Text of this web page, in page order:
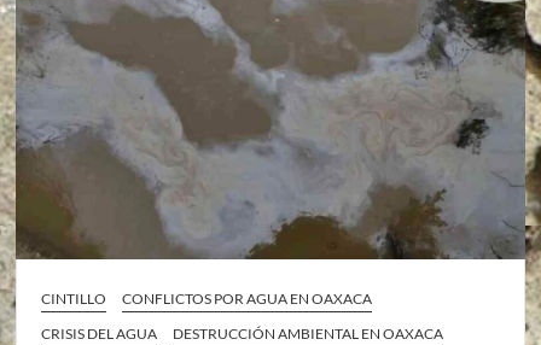
CINTILLO
CONFLICTOS POR AGUA EN OAXACA
CRISIS DEL AGUA
DESTRUCCIÓN AMBIENTAL EN OAXACA